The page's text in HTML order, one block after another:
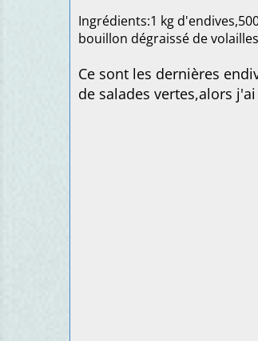
Ingrédients:1 kg
bouillon dégraissé de
Ce sont les dernières
de salades vertes,alors